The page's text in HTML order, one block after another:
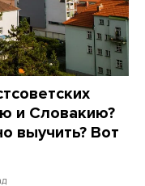
и Словакию?
выучить? Вот